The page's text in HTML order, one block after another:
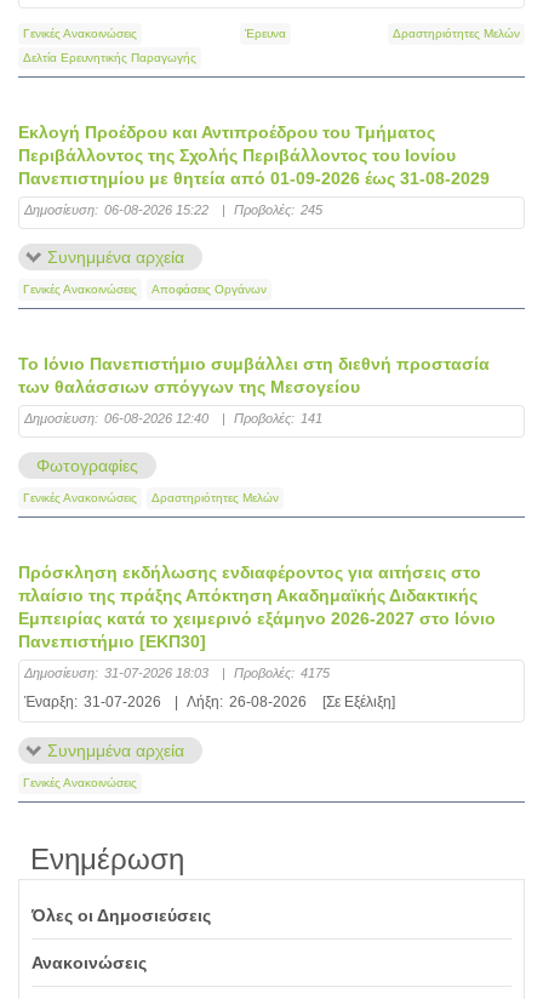
Γενικές Ανακοινώσεις Έρευνα
Δραστηριότητες Μελών
Δελτία Ερευνητικής Παραγωγής
Εκλογή Προέδρου και Αντιπροέδρου του Τμήματος
Περιβάλλοντος της Σχολής Περιβάλλοντος του Ιονίου
Πανεπιστημίου με θητεία από 01-09-2026 έως 31-08-2029
Δημοσίευση: 06-08-2026 15:22 Προβολές: 245
Συνημμένα αρχεία
Γενικές Ανακοινώσεις Αποφάσεις Οργάνων
Το Ιόνιο Πανεπιστήμιο συμβάλλει στη διεθνή προστασία
των θαλάσσιων σπόγγων της Μεσογείου
Δημοσίευση: 06-08-2026 12:40 Προβολές: 141
Φωτογραφίες
Γενικές Ανακοινώσεις Δραστηριότητες Μελών
Πρόσκληση εκδήλωσης ενδιαφέροντος για αιτήσεις στο
πλαίσιο της πράξης Απόκτηση Ακαδημαϊκής Διδακτικής
Εμπειρίας κατά το χειμερινό εξάμηνο 2026-2027 στο Ιόνιο
Πανεπιστήμιο [ΕΚΠ30]
Δημοσίευση: 31-07-2026 18:03 Προβολές: 4175
Έναρξη: 31-07-2026 Λήξη: 26-08-2026 [Σε Εξέλιξη]
Συνημμένα αρχεία
Γενικές Ανακοινώσεις
Ενημέρωση
Όλες οι Δημοσιεύσεις
Ανακοινώσεις